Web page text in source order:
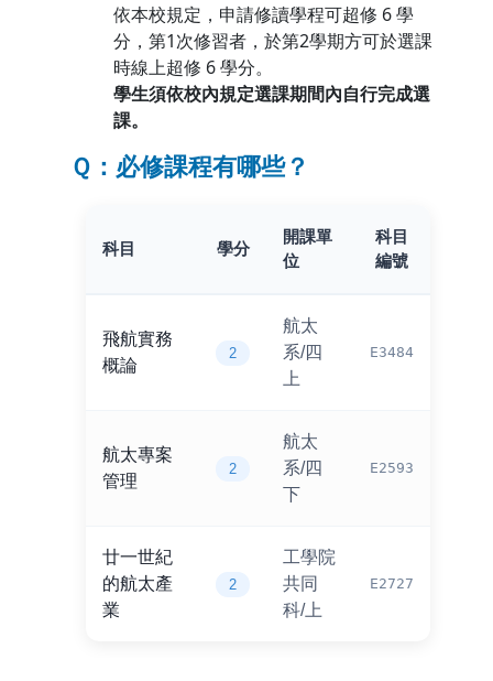
依本校規定，申請修讀學程可超修 6 學
分，第1次修習者，於第2學期方可於選課
時線上超修 6 學分。
學生須依校內規定選課期間內自行完成選
課。
Ｑ：必修課程有哪些？
科目 學分
開課單
位
科目
編號
飛航實務
概論
2
航太
系/四
上
E3484
航太專案
管理
2
航太
系/四
下
E2593
廿一世紀
的航太產
業
2
工學院
共同
科/上
E2727